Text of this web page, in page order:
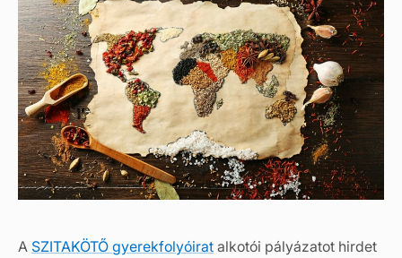
A SZITAKÖTŐ gyerekfolyóirat alkotói pályázatot hirdet